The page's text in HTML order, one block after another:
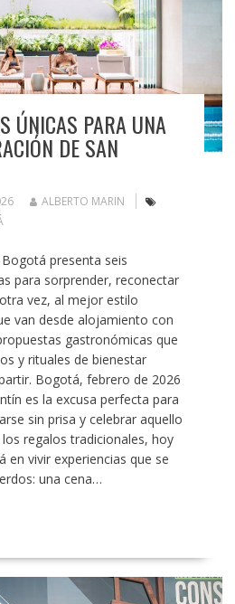
ÚNICAS PARA UNA
DE SAN
ALBERTO MARIN
presenta seis
para sorprender, reconectar
vez, al mejor estilo
van desde alojamiento con
gastronómicas que
y rituales de bienestar
Bogotá, febrero de 2026
es la excusa perfecta para
sin prisa y celebrar aquello
regalos tradicionales, hoy
en vivir experiencias que se
una cena…